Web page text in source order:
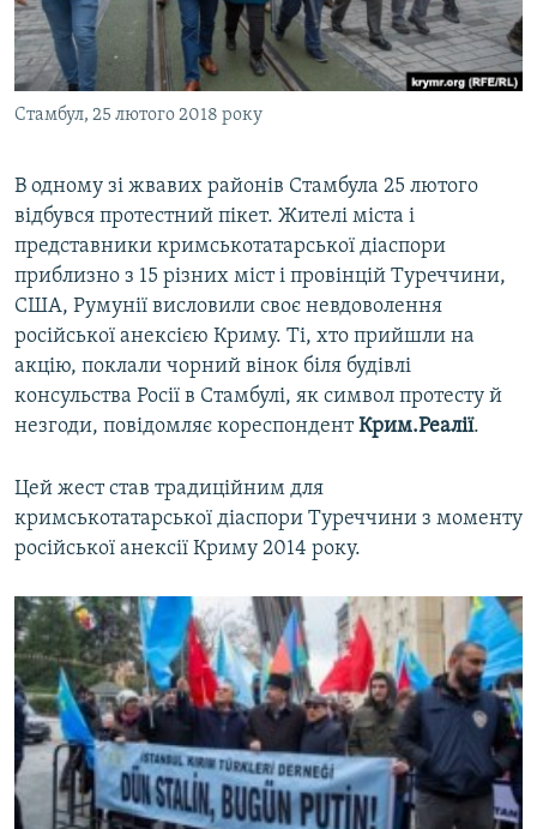
УКРАЇНСЬКА ПРОБЛЕМА КРИМУ
ІНФОГРАФІКА
Qırımtatar
ДОЛУЧАЙСЯ!
Усі сайти RFE/RL
Стамбул, 25 лютого 2018 року
В одному зі жвавих районів Стамбула 25 лютого
відбувся протестний пікет. Жителі міста і
представники кримськотатарської діаспори
приблизно з 15 різних міст і провінцій Туреччини,
США, Румунії висловили своє невдоволення
російської анексією Криму. Ті, хто прийшли на
акцію, поклали чорний вінок біля будівлі
консульства Росії в Стамбулі, як символ протесту й
незгоди, повідомляє кореспондентКрим.Реалії.
Цей жест став традиційним для
кримськотатарської діаспори Туреччини з моменту
російської анексії Криму 2014 року.